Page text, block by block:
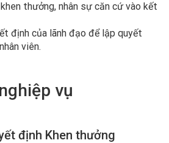
thưởng, nhân sự căn cứ vào kết
định của lãnh đạo để lập quyết
viên.
vụ
định Khen thưởng